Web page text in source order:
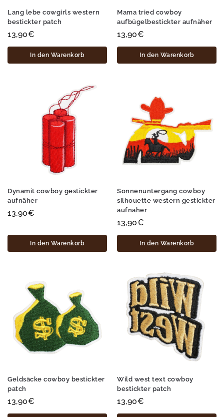
Lang lebe cowgirls western
bestickter patch
13,90€
In den Warenkorb
Mama tried cowboy
aufbügelbestickter aufnäher
13,90€
In den Warenkorb
Dynamit cowboy gestickter
aufnäher
13,90€
In den Warenkorb
Sonnenuntergang cowboy
silhouette western gestickter
aufnäher
13,90€
In den Warenkorb
Geldsäcke cowboy bestickter
patch
13,90€
Wild west text cowboy
bestickter patch
13,90€